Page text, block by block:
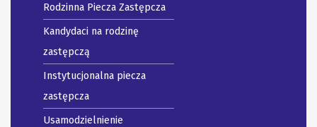
Rodzinna Piecza Zastępcza
Kandydaci na rodzinę
zastępczą
Instytucjonalna piecza
zastępcza
Usamodzielnienie